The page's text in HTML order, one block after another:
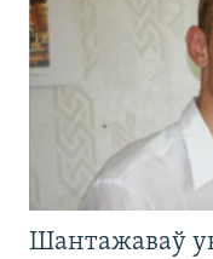
Шантажаваў